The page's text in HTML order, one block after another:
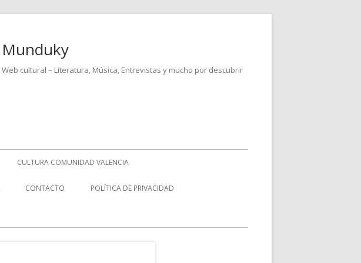
Munduky
Web cultural – Literatura, Música, Entrevistas y mucho por descubrir
CULTURA COMUNIDAD VALENCIA
CONTACTO POLÍTICA DE PRIVACIDAD